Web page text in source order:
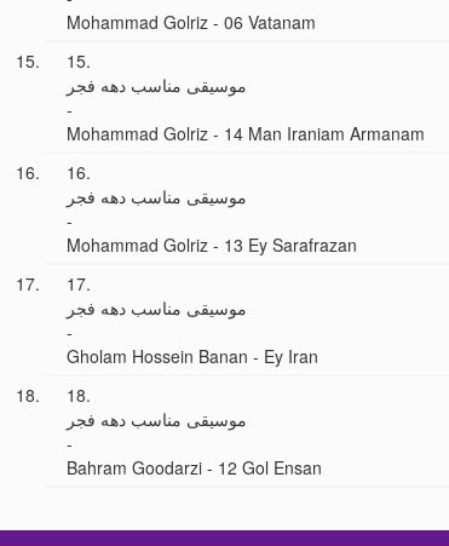
Mohammad Golriz - 06 Vatanam
15.
موسیقی مناسب دهه فجر
-
Mohammad Golriz - 14 Man Iraniam Armanam
16.
موسیقی مناسب دهه فجر
-
Mohammad Golriz - 13 Ey Sarafrazan
17.
موسیقی مناسب دهه فجر
-
Gholam Hossein Banan - Ey Iran
18.
موسیقی مناسب دهه فجر
-
Bahram Goodarzi - 12 Gol Ensan